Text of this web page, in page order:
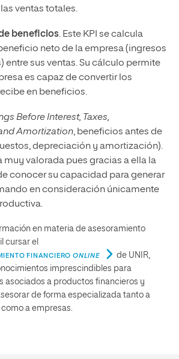
ventas totales.
beneficios. Este KPI se calcula
neto de la empresa (ingresos
entre sus ventas. Su cálculo permite
es capaz de convertir los
en beneficios.
Before Interest, Taxes,
Amortization, beneficios antes de
depreciación y amortización).
muy valorada pues gracias a ella la
conocer su capacidad para generar
en consideración únicamente
en materia de asesoramiento
cursar el
FINANCIERO ONLINE
de UNIR,
imprescindibles para
asociados a productos financieros y
de forma especializada tanto a
a empresas.